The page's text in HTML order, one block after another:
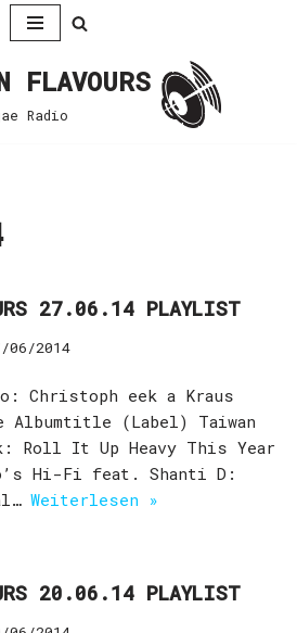
FLAVOURS
Radio
27.06.14 PLAYLIST
06/2014
Christoph eek a Kraus
(Label) Taiwan
Roll It Up Heavy This Year
Hi-Fi feat. Shanti D:
Weiterlesen »
20.06.14 PLAYLIST